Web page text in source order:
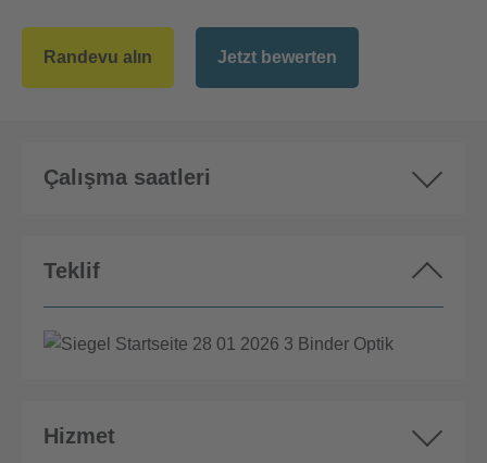
Randevu alın Jetzt bewerten
Çalışma saatleri
Teklif
Hizmet